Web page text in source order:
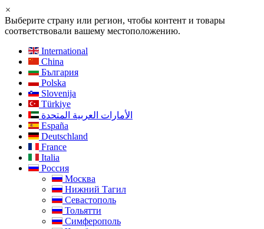
×
Выберите страну или регион, чтобы контент и товары
соответствовали вашему местоположению.
International
China
България
Polska
Slovenija
Türkiye
الأمارات العربية المتحدة
España
Deutschland
France
Italia
Россия
Москва
Нижний Тагил
Севастополь
Тольятти
Симферополь